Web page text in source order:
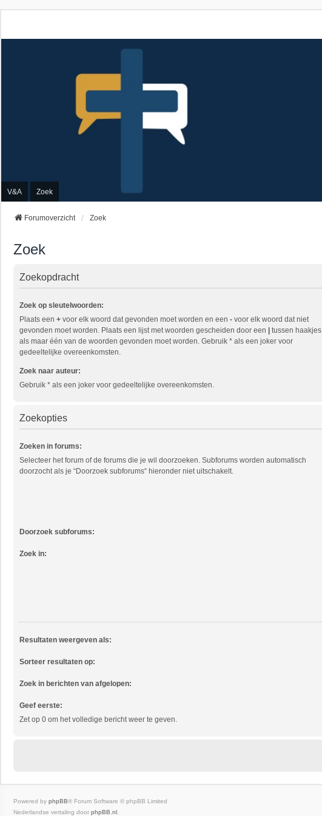
V&A Zoek
Forumoverzicht Zoek
Zoek
Zoekopdracht
Zoek op sleutelwoorden:
Plaats een + voor elk woord dat gevonden moet worden en een - voor elk woord dat niet
gevonden moet worden. Plaats een lijst met woorden gescheiden door een
tussen haakjes
als maar één van de woorden gevonden moet worden. Gebruik * als een joker voor
gedeeltelijke overeenkomsten.
Zoek naar auteur:
Gebruik * als een joker voor gedeeltelijke overeenkomsten.
Zoekopties
Zoeken in forums:
Selecteer het forum of de forums die je wil doorzoeken. Subforums worden automatisch
doorzocht als je “Doorzoek subforums“ hieronder niet uitschakelt.
Doorzoek subforums:
Zoek in:
Resultaten weergeven als:
Sorteer resultaten op:
Zoek in berichten van afgelopen:
Geef eerste:
Zet op 0 om het volledige bericht weer te geven.
Powered by phpBB® Forum Software © phpBB Limited
Nederlandse vertaling door phpBB.nl